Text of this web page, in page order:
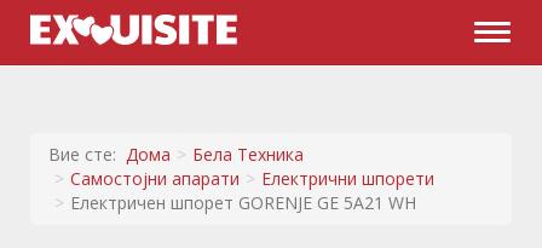
Вие сте: Дома
Бела Техника
Самостојни апарати
Електрични шпорети
Електричен шпорет GORENJE GE 5A21 WH